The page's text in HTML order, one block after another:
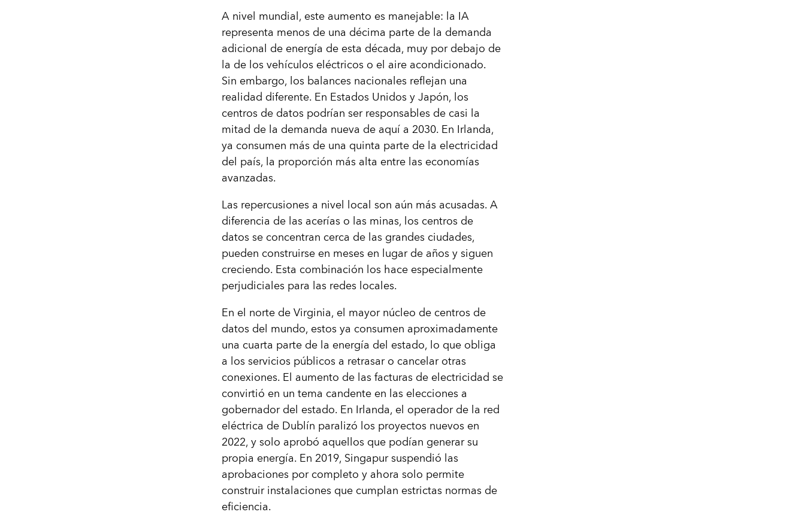
A nivel mundial, este aumento es manejable: la IA
representa menos de una décima parte de la demanda
adicional de energía de esta década, muy por debajo de
la de los vehículos eléctricos o el aire acondicionado.
Sin embargo, los balances nacionales reflejan una
realidad diferente. En Estados Unidos y Japón, los
centros de datos podrían ser responsables de casi la
mitad de la demanda nueva de aquí a 2030. En Irlanda,
ya consumen más de una quinta parte de la electricidad
del país, la proporción más alta entre las economías
avanzadas.
Las repercusiones a nivel local son aún más acusadas. A
diferencia de las acerías o las minas, los centros de
datos se concentran cerca de las grandes ciudades,
pueden construirse en meses en lugar de años y siguen
creciendo. Esta combinación los hace especialmente
perjudiciales para las redes locales.
En el norte de Virginia, el mayor núcleo de centros de
datos del mundo, estos ya consumen aproximadamente
una cuarta parte de la energía del estado, lo que obliga
a los servicios públicos a retrasar o cancelar otras
conexiones. El aumento de las facturas de electricidad se
convirtió en un tema candente en las elecciones a
gobernador del estado. En Irlanda, el operador de la red
eléctrica de Dublín paralizó los proyectos nuevos en
2022, y solo aprobó aquellos que podían generar su
propia energía. En 2019, Singapur suspendió las
aprobaciones por completo y ahora solo permite
construir instalaciones que cumplan estrictas normas de
eficiencia.